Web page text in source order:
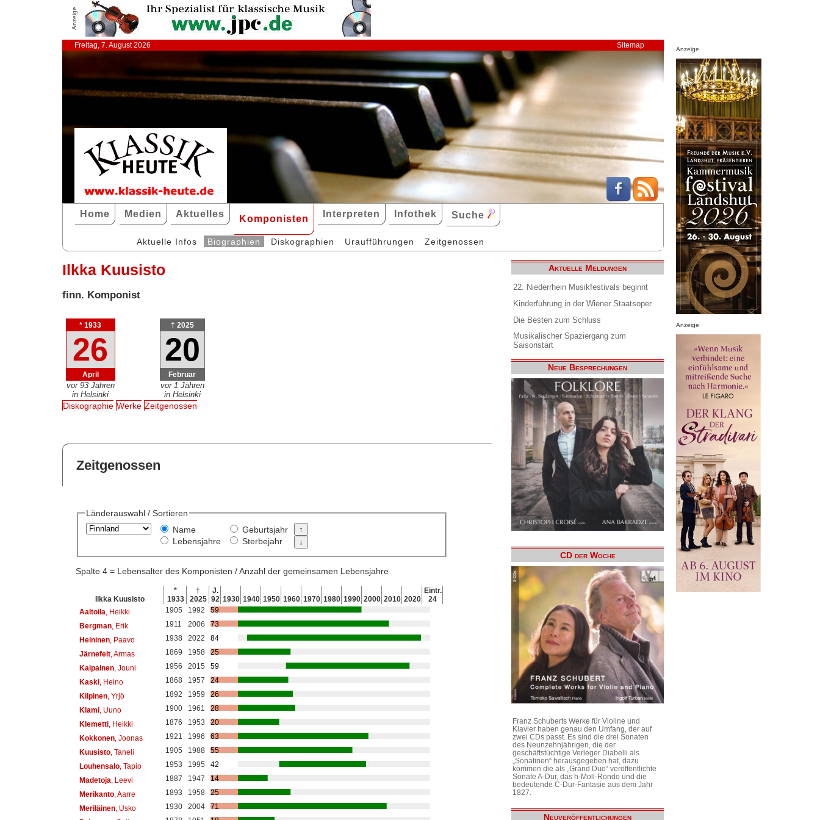
Anzeige
Freitag, 7. August 2026 Sitemap
Home Medien Aktuelles Komponisten Interpreten Infothek Suche
Aktuelle Infos Biographien Diskographien Uraufführungen Zeitgenossen
Ilkka Kuusisto
finn. Komponist
* 1933
26
April
vor 93 Jahren
in Helsinki
† 2025
20
Februar
vor 1 Jahren
in Helsinki
Diskographie Werke Zeitgenossen
Zeitgenossen
Länderauswahl / Sortieren
Name
Lebensjahre
Geburtsjahr
Sterbejahr
Spalte 4 = Lebensalter des Komponisten / Anzahl der gemeinsamen Lebensjahre
Ilkka Kuusisto
*
1933
†
2025
J.
92 1930 1940 1950 1960 1970 1980 1990 2000 2010 2020
Eintr.
24
Aaltoila , Heikki 1905 1992
59
Bergman, Erik 1911 2006
73
Heininen, Paavo 1938 2022
84
Järnefelt, Armas 1869 1958
25
Kaipainen, Jouni 1956 2015
59
Kaski, Heino 1868 1957
24
Kilpinen, Yrjö 1892 1959
26
Klami, Uuno 1900 1961
28
Klemetti, Heikki 1876 1953
20
Kokkonen, Joonas 1921 1996
63
Kuusisto, Taneli 1905 1988
55
Louhensalo, Tapio 1953 1995
42
Madetoja , Leevi 1887 1947
14
Merikanto, Aarre 1893 1958
25
Meriläinen, Usko 1930 2004
71
Aktuelle Meldungen
22. Niederrhein Musikfestivals beginnt
Kinderführung in der Wiener Staatsoper
Die Besten zum Schluss
Musikalischer Spaziergang zum
Saisonstart
Neue Besprechungen
CD der Woche
Franz Schuberts Werke für Violine und
Klavier haben genau den Umfang, der auf
zwei CDs passt. Es sind die drei Sonaten
des Neunzehnjährigen, die der
geschäftstüchtige Verleger Diabelli als
„Sonatinen“ herausgegeben hat, dazu
kommen die als „Grand Duo“ veröffentlichte
Sonate A-Dur, das h-Moll-Rondo und die
bedeutende C-Dur-Fantasie aus dem Jahr
1827.
Neuveröffentlichungen
Anzeige
Anzeige